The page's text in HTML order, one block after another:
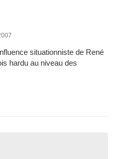
situationniste de René
hardu au niveau des